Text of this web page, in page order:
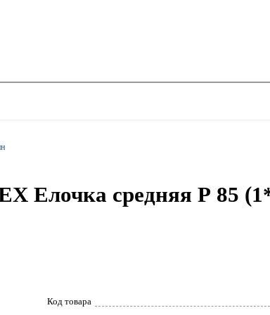
Елочка средняя Р 85
Код товара